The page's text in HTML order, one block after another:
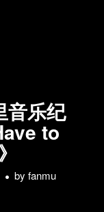
音乐纪
to
by fanmu